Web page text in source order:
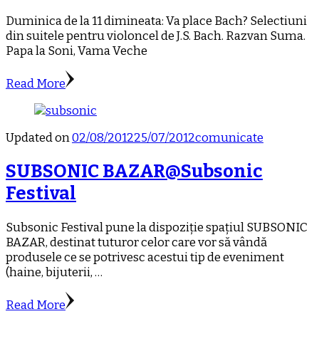
Duminica de la 11 dimineata: Va place Bach? Selectiuni
din suitele pentru violoncel de J.S. Bach. Razvan Suma.
Papa la Soni, Vama Veche
Read More
Updated on02/08/201225/07/2012comunicate
SUBSONIC BAZAR@Subsonic
Festival
Subsonic Festival pune la dispoziție spațiul SUBSONIC
BAZAR, destinat tuturor celor care vor să vândă
produsele ce se potrivesc acestui tip de eveniment
(haine, bijuterii, …
Read More